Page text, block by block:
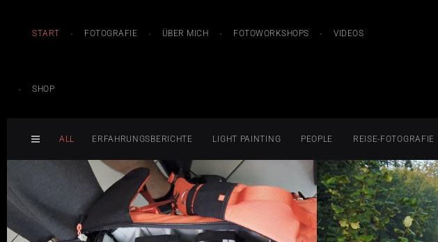
START FOTOGRAFIE ÜBER MICH FOTOWORKSHOPS VIDEOS
SHOP
ALL ERFAHRUNGSBERICHTE LIGHT PAINTING PEOPLE REISE-FOTOGRAFIE